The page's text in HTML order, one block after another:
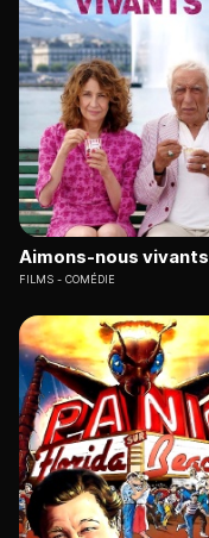
Aimons-nous vivants
FILMS COMÉDIE